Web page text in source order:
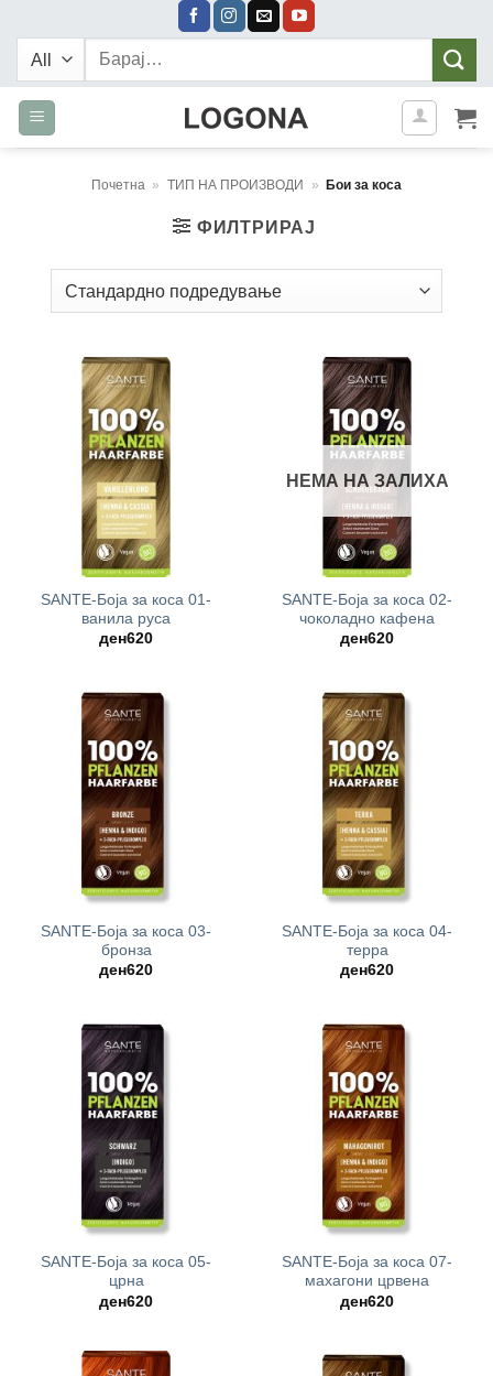
content
Барај:
Почетна » ТИП НА ПРОИЗВОДИ » Бои за коса
ФИЛТРИРАЈ
SANTE-Боја за коса 01-
ванила руса
ден620
НЕМА НА ЗАЛИХА
SANTE-Боја за коса 02-
чоколадно кафена
ден620
SANTE-Боја за коса 03-
бронза
ден620
SANTE-Боја за коса 04-
терра
ден620
SANTE-Боја за коса 05-
црна
ден620
SANTE-Боја за коса 07-
махагони црвена
ден620